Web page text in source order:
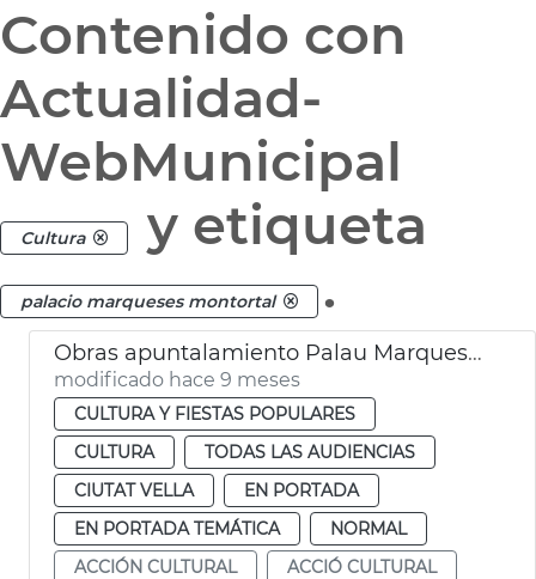
Contenido con
Actualidad-
WebMunicipal
Cultura y etiqueta
palacio marqueses montortal .
Obras apuntalamiento Palau Marquesos Montortal
modificado hace 9 meses
CULTURA Y FIESTAS POPULARES
CULTURA
TODAS LAS AUDIENCIAS
CIUTAT VELLA
EN PORTADA
EN PORTADA TEMÁTICA
NORMAL
ACCIÓN CULTURAL
ACCIÓ CULTURAL